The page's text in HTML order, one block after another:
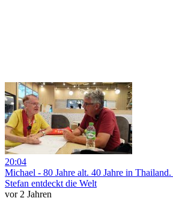
20:04
Michael - 80 Jahre alt. 40 Jahre in
Stefan entdeckt die Welt
vor 2 Jahren